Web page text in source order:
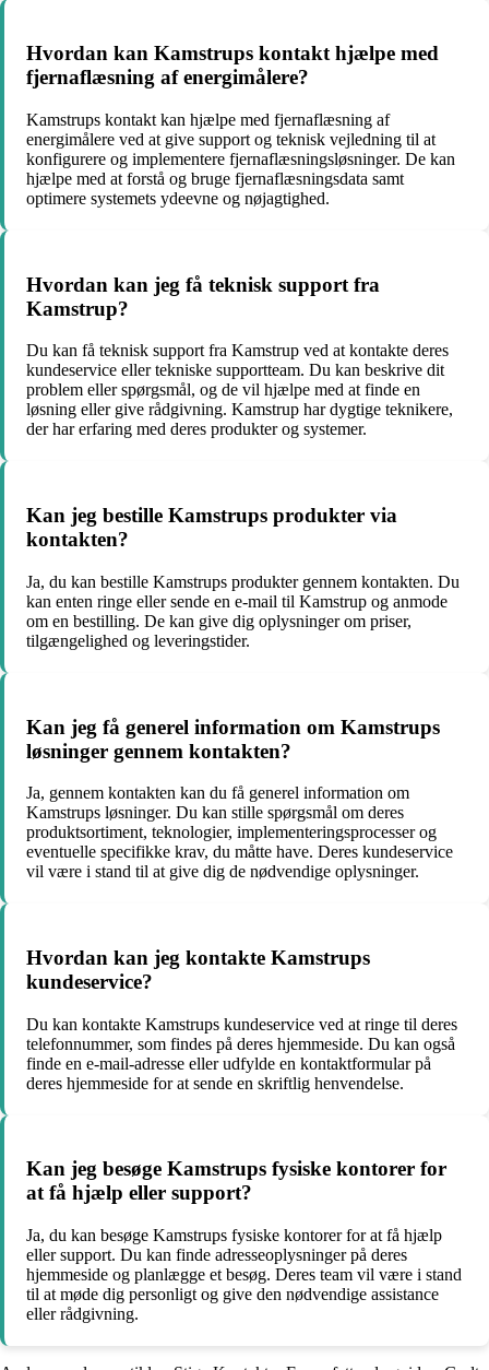
Hvordan kan Kamstrups kontakt hjælpe med
fjernaflæsning af energimålere?
Kamstrups kontakt kan hjælpe med fjernaflæsning af
energimålere ved at give support og teknisk vejledning til at
konfigurere og implementere fjernaflæsningsløsninger. De kan
hjælpe med at forstå og bruge fjernaflæsningsdata samt
optimere systemets ydeevne og nøjagtighed.
Hvordan kan jeg få teknisk support fra
Kamstrup?
Du kan få teknisk support fra Kamstrup ved at kontakte deres
kundeservice eller tekniske supportteam. Du kan beskrive dit
problem eller spørgsmål, og de vil hjælpe med at finde en
løsning eller give rådgivning. Kamstrup har dygtige teknikere,
der har erfaring med deres produkter og systemer.
Kan jeg bestille Kamstrups produkter via
kontakten?
Ja, du kan bestille Kamstrups produkter gennem kontakten. Du
kan enten ringe eller sende en e-mail til Kamstrup og anmode
om en bestilling. De kan give dig oplysninger om priser,
tilgængelighed og leveringstider.
Kan jeg få generel information om Kamstrups
løsninger gennem kontakten?
Ja, gennem kontakten kan du få generel information om
Kamstrups løsninger. Du kan stille spørgsmål om deres
produktsortiment, teknologier, implementeringsprocesser og
eventuelle specifikke krav, du måtte have. Deres kundeservice
vil være i stand til at give dig de nødvendige oplysninger.
Hvordan kan jeg kontakte Kamstrups
kundeservice?
Du kan kontakte Kamstrups kundeservice ved at ringe til deres
telefonnummer, som findes på deres hjemmeside. Du kan også
finde en e-mail-adresse eller udfylde en kontaktformular på
deres hjemmeside for at sende en skriftlig henvendelse.
Kan jeg besøge Kamstrups fysiske kontorer for
at få hjælp eller support?
Ja, du kan besøge Kamstrups fysiske kontorer for at få hjælp
eller support. Du kan finde adresseoplysninger på deres
hjemmeside og planlægge et besøg. Deres team vil være i stand
til at møde dig personligt og give den nødvendige assistance
eller rådgivning.